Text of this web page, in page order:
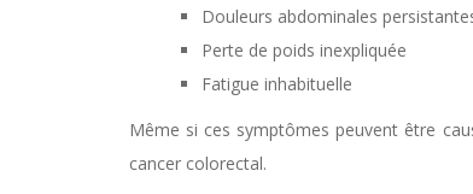
Douleurs abdominales
Perte de poids inexpliquée
Fatigue inhabituelle
Même si ces symptômes peuvent être
cancer colorectal.